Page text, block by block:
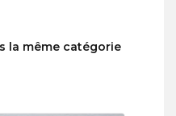
la même catégorie